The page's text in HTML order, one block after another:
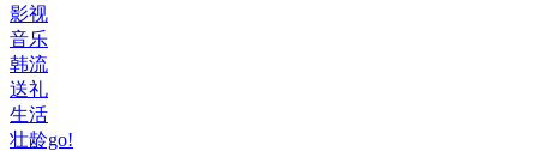
影视
音乐
韩流
送礼
生活
壮龄go!